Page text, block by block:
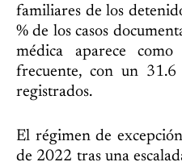
familiares de los
% de los casos
médica aparece
frecuente, con un
registrados.
El régimen de
de 2022 tras una